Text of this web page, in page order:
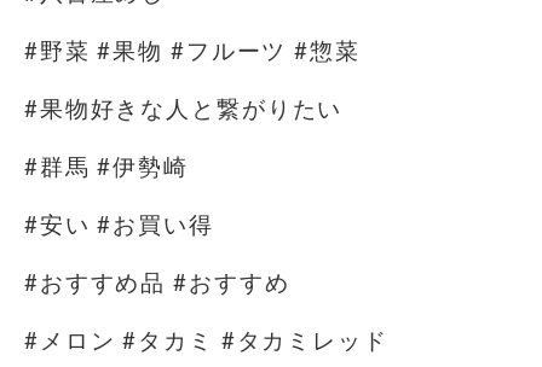
#野菜 #果物 #フルーツ #惣菜
#果物好きな人と繋がりたい
#群馬 #伊勢崎
#安い #お買い得
#おすすめ品 #おすすめ
#メロン #タカミ #タカミレッド